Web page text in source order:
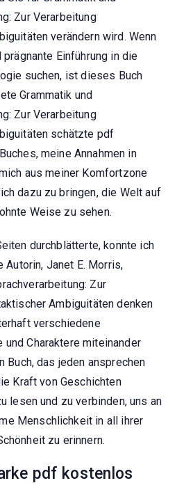
Zur Verarbeitung
verändern wird. Wenn
Einführung in die
suchen, ist dieses Buch
Grammatik und
Zur Verarbeitung
schätzte pdf
meine Annahmen in
aus meiner Komfortzone
dazu zu bringen, die Welt auf
Weise zu sehen.
durchblätterte, konnte ich
Autorin, Janet E. Morris,
Zur
Ambiguitäten denken
verschiedene
und Charaktere miteinander
Buch, das jeden ansprechen
Kraft von Geschichten
lesen und zu verbinden, uns an
Menschlichkeit in all ihrer
zu erinnern.
pdf kostenlos